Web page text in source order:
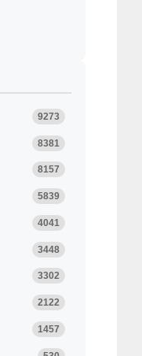
9273
8381
8157
5839
4041
3448
3302
2122
1457